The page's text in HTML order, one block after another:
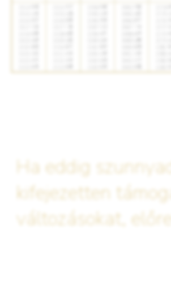
Ha eddig
kifejezetten
változásokat,